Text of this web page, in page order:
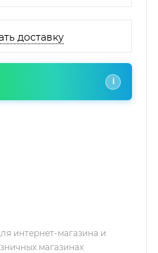
доставку
i
интернет-магазина и
магазинах